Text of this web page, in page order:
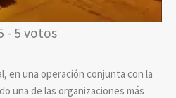
- 5 votos
en una operación conjunta con la
una de las organizaciones más